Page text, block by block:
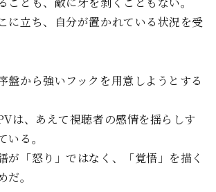
に立ち、自分が置かれている状況を受
盤から強いフックを用意しようとする
は、あえて視聴者の感情を揺らしす
いる。
が「怒り」ではなく、「覚悟」を描く
。